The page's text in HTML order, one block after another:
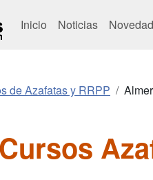
Inicio Noticias
de Azafatas y RRPP
Cursos